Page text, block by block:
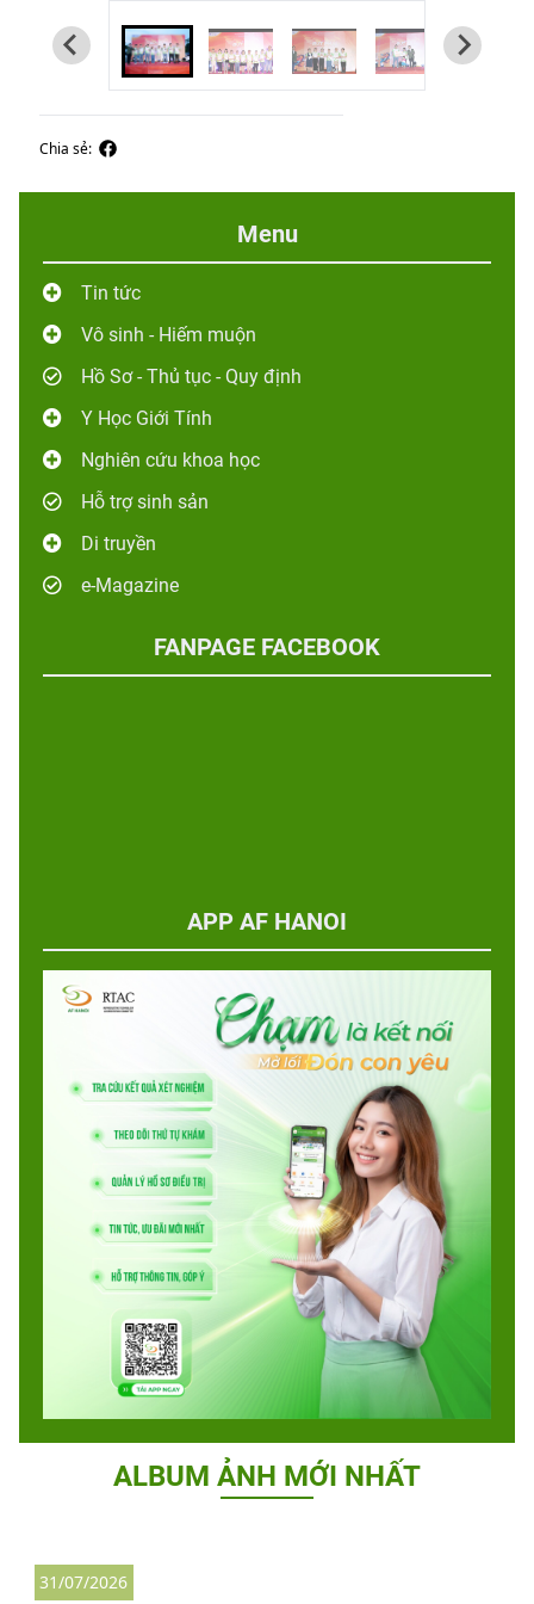
Chia sẻ:
Menu
Tin tức
Vô sinh - Hiếm muộn
Hồ Sơ - Thủ tục - Quy định
Y Học Giới Tính
Nghiên cứu khoa học
Hỗ trợ sinh sản
Di truyền
e-Magazine
FANPAGE FACEBOOK
APP AF HANOI
ALBUM ẢNH MỚI NHẤT
31/07/2026